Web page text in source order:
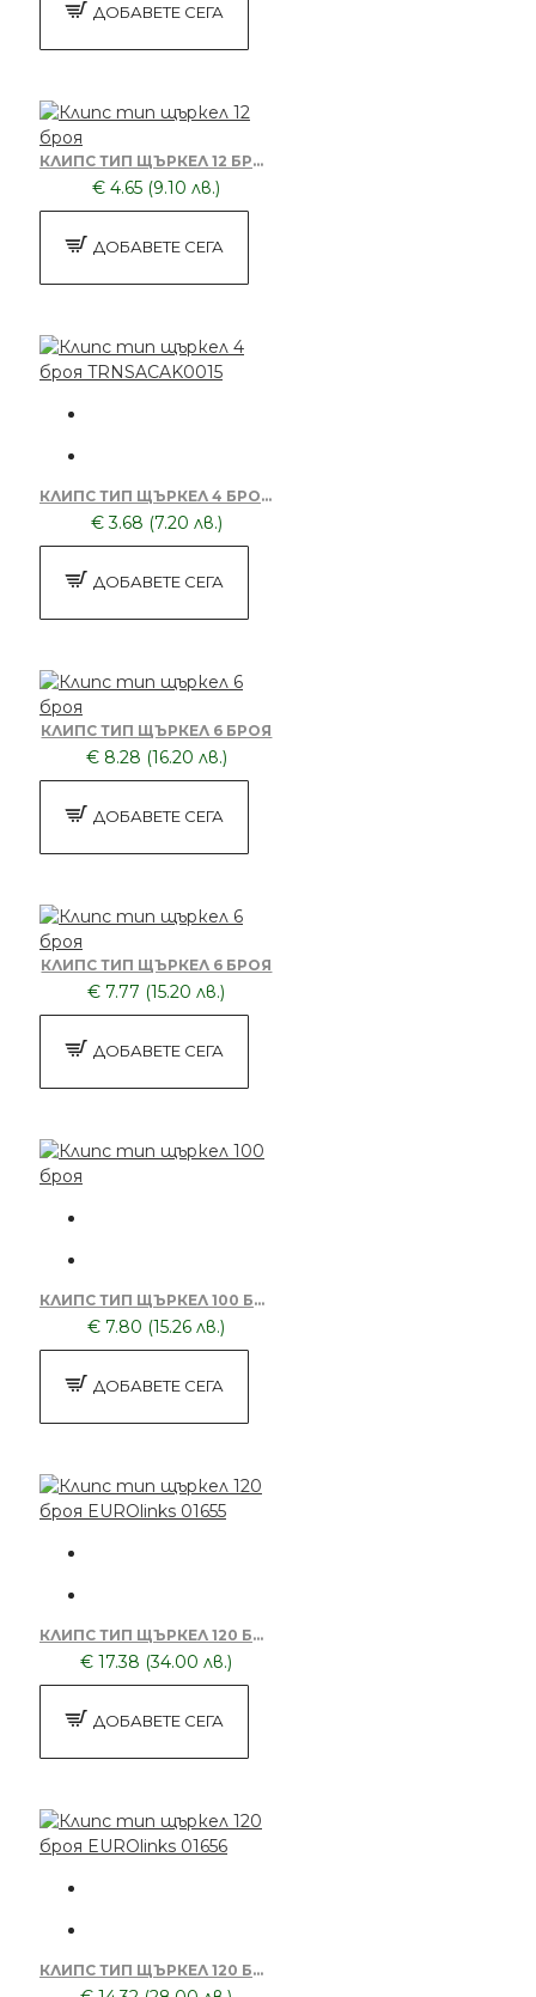
ДОБАВЕТЕ СЕГА
КЛИПС ТИП ЩЪРКЕЛ 12 БРОЯ
€ 4.65 (9.10 лв.)
ДОБАВЕТЕ СЕГА
КЛИПС ТИП ЩЪРКЕЛ 4 БРОЯ TRNSACAK0015
€ 3.68 (7.20 лв.)
ДОБАВЕТЕ СЕГА
КЛИПС ТИП ЩЪРКЕЛ 6 БРОЯ
€ 8.28 (16.20 лв.)
ДОБАВЕТЕ СЕГА
КЛИПС ТИП ЩЪРКЕЛ 6 БРОЯ
€ 7.77 (15.20 лв.)
ДОБАВЕТЕ СЕГА
КЛИПС ТИП ЩЪРКЕЛ 100 БРОЯ
€ 7.80 (15.26 лв.)
ДОБАВЕТЕ СЕГА
КЛИПС ТИП ЩЪРКЕЛ 120 БРОЯ EUROLINKS 01655
€ 17.38 (34.00 лв.)
ДОБАВЕТЕ СЕГА
КЛИПС ТИП ЩЪРКЕЛ 120 БРОЯ EUROLINKS 01656